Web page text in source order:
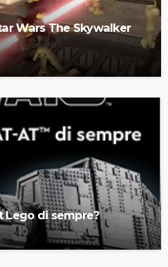
Wars The Skywalker
Lego di sempre?